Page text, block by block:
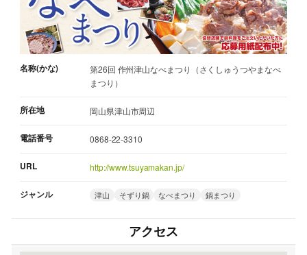
名称(かな)
第26回 作州津山なべまつり（さくしゅうつやまなべ
まつり）
所在地 岡山県津山市周辺
電話番号 0868-22-3310
URL http://www.tsuyamakan.jp/
ジャンル 津山 そずり鍋 なべまつり 鍋まつり
アクセス